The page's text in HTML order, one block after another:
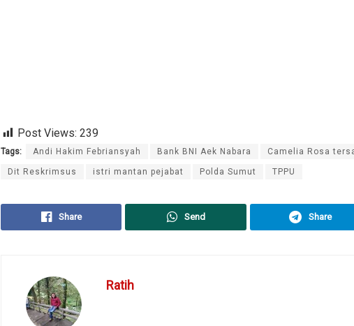
Post Views: 239
Tags: Andi Hakim Febriansyah Bank BNI Aek Nabara Camelia Rosa
Dit Reskrimsus istri mantan pejabat Polda Sumut TPPU
Share Send Share
Ratih